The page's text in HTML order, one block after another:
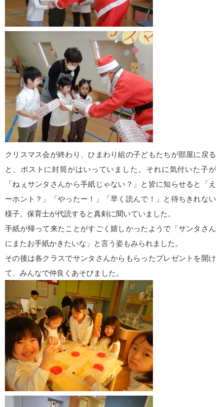
クリスマス会が終わり、ひまわり組の子どもたちが部屋に戻る
と、ポストに封筒がはいっていました。それに気付いた子が
「ねぇサンタさんから手紙じゃない？」と皆に知らせると「え
ーホント？」「やったー！」「早く読んで！」と待ちきれない
様子。保育士が代読すると真剣に聞いていました。
手紙が帰って来たことがすごく嬉しかったようで「サンタさん
にまたお手紙かきたいな」と言う姿もみられました。
その後は各クラスでサンタさんからもらったプレゼントを開け
て、みんなで仲良くあそびました。